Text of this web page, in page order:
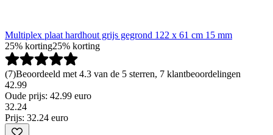
Multiplex plaat hardhout grijs gegrond 122 x 61 cm 15 mm
25% korting25% korting
(7)Beoordeeld met 4.3 van de 5 sterren, 7 klantbeoordelingen
42.99
Oude prijs: 42.99 euro
32.24
Prijs: 32.24 euro